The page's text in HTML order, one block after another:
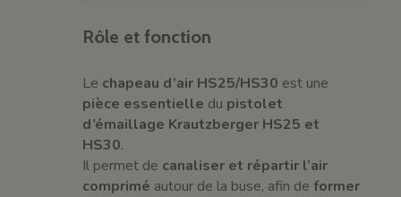
Rôle et fonction
Le chapeau d’air HS25/HS30 est une
pièce essentielle du pistolet
d’émaillage Krautzberger HS25 et
HS30.
Il permet de canaliser et répartir l’air
comprimé autour de la buse, afin deformer